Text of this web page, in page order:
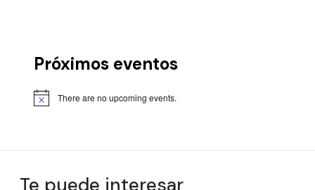
Próximos eventos
There are no upcoming events.